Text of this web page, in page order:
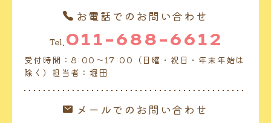
お電話でのお問い合わせ
Tel. 011-688-6612
受付時間：8:00～17:00（日曜・祝日・年末年始は
除く）担当者：堀田
メールでのお問い合わせ